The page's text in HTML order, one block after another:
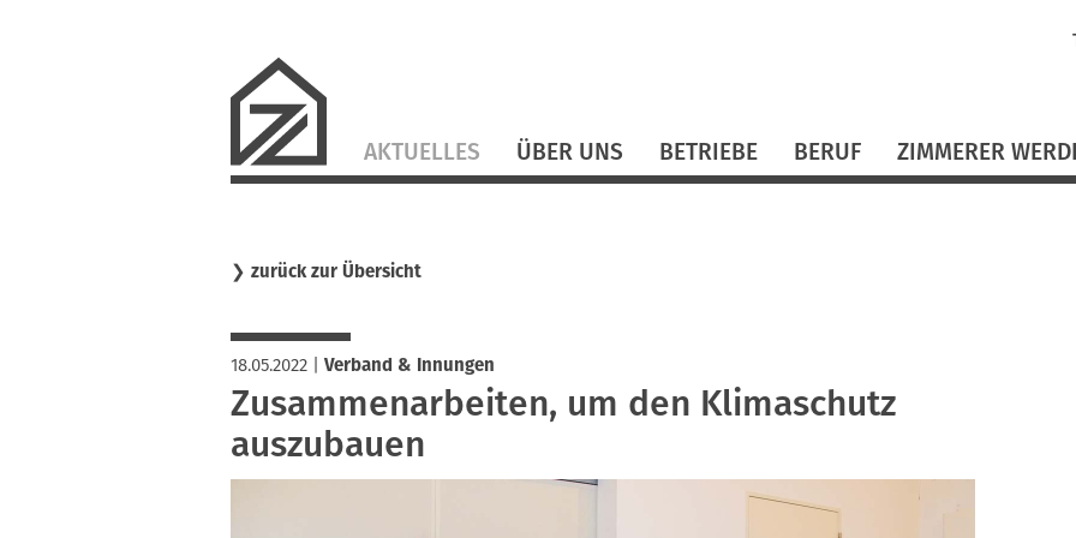
überspringen
AKTUELLES ÜBER UNS BETRIEBE BERUF ZIMMERER
❯ zurück zur Übersicht
18.05.2022| Verband & Innungen
Zusammenarbeiten, um den Klimaschutz
auszubauen